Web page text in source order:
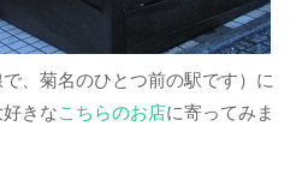
、菊名のひとつ前の駅です）に
きなこちらのお店に寄ってみま